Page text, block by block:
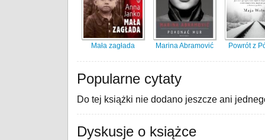
Mała zagłada Marina Abramović Powrót z
Popularne cytaty
Do tej książki nie dodano jeszcze ani
Dyskusje o książce